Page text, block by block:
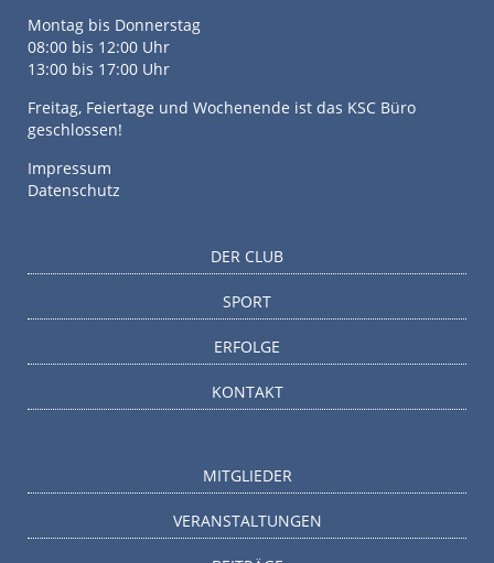
Montag bis Donnerstag
08:00 bis 12:00 Uhr
13:00 bis 17:00 Uhr
Freitag, Feiertage und Wochenende ist das KSC Büro
geschlossen!
Impressum
Datenschutz
DER CLUB
SPORT
ERFOLGE
KONTAKT
MITGLIEDER
VERANSTALTUNGEN